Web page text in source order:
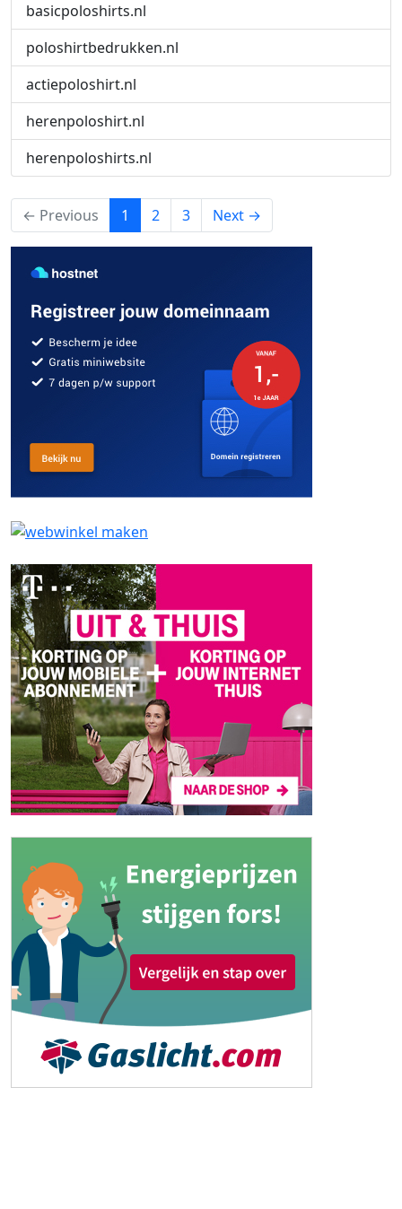
basicpoloshirts.nl
poloshirtbedrukken.nl
actiepoloshirt.nl
herenpoloshirt.nl
herenpoloshirts.nl
← Previous 1 (current)
2 3 Next →